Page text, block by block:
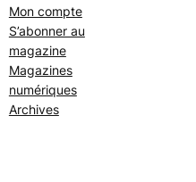
Mon compte
S’abonner au
magazine
Magazines
numériques
Archives